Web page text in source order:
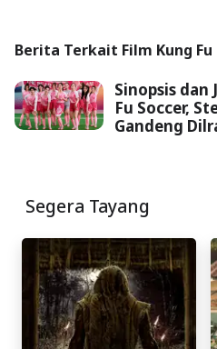
Berita Terkait Film Kung Fu
Sinopsis dan
Fu Soccer,
Gandeng
Segera Tayang